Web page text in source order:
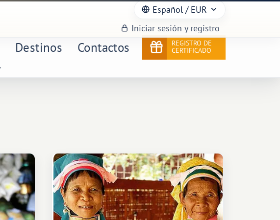
Español / EUR
Iniciar sesión y registro
Destinos Contactos
REGISTRO DE
CERTIFICADO